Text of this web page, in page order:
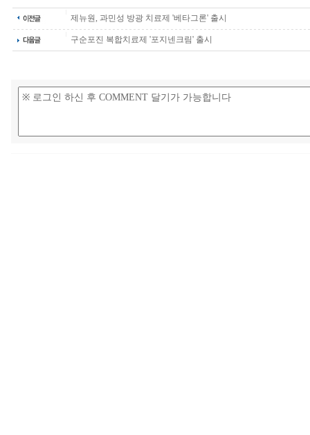
제뉴원, 과민성 방광 치료제 '베타그론' 출시
구순포진 복합치료제 '포지넨크림' 출시